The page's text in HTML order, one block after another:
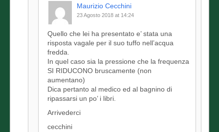
Maurizio Cecchini
23 Agosto 2018 at 14:24
Quello che lei ha presentato e’ stata una
risposta vagale per il suo tuffo nell’acqua
fredda.
In quel caso sia la pressione che la frequenza
SI RIDUCONO bruscamente (non
aumentano)
Dica pertanto al medico ed al bagnino di
ripassarsi un po’ i libri.
Arrivederci
cecchini